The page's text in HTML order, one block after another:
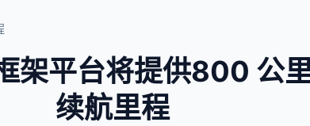
平台将提供800 公
续航里程